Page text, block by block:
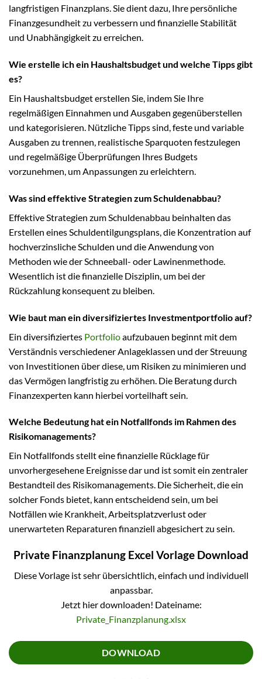
langfristigen Finanzplans. Sie dient dazu, Ihre persönliche
Finanzgesundheit zu verbessern und finanzielle Stabilität
und Unabhängigkeit zu erreichen.
Wie erstelle ich ein Haushaltsbudget und welche Tipps gibt
es?
Ein Haushaltsbudget erstellen Sie, indem Sie Ihre
regelmäßigen Einnahmen und Ausgaben gegenüberstellen
und kategorisieren. Nützliche Tipps sind, feste und variable
Ausgaben zu trennen, realistische Sparquoten festzulegen
und regelmäßige Überprüfungen Ihres Budgets
vorzunehmen, um Anpassungen zu erleichtern.
Was sind effektive Strategien zum Schuldenabbau?
Effektive Strategien zum Schuldenabbau beinhalten das
Erstellen eines Schuldentilgungsplans, die Konzentration auf
hochverzinsliche Schulden und die Anwendung von
Methoden wie der Schneeball- oder Lawinenmethode.
Wesentlich ist die finanzielle Disziplin, um bei der
Rückzahlung konsequent zu bleiben.
Wie baut man ein diversifiziertes Investmentportfolio auf?
Ein diversifiziertes Portfolioaufzubauen beginnt mit dem
Verständnis verschiedener Anlageklassen und der Streuung
von Investitionen über diese, um Risiken zu minimieren und
das Vermögen langfristig zu erhöhen. Die Beratung durch
Finanzexperten kann hierbei vorteilhaft sein.
Welche Bedeutung hat ein Notfallfonds im Rahmen des
Risikomanagements?
Ein Notfallfonds stellt eine finanzielle Rücklage für
unvorhergesehene Ereignisse dar und ist somit ein zentraler
Bestandteil des Risikomanagements. Die Sicherheit, die ein
solcher Fonds bietet, kann entscheidend sein, um bei
Notfällen wie Krankheit, Arbeitsplatzverlust oder
unerwarteten Reparaturen finanziell abgesichert zu sein.
Private Finanzplanung Excel Vorlage Download
Diese Vorlage ist sehr übersichtlich, einfach und individuell
anpassbar.
Jetzt hier downloaden! Dateiname:
Private_Finanzplanung.xlsx
DOWNLOAD